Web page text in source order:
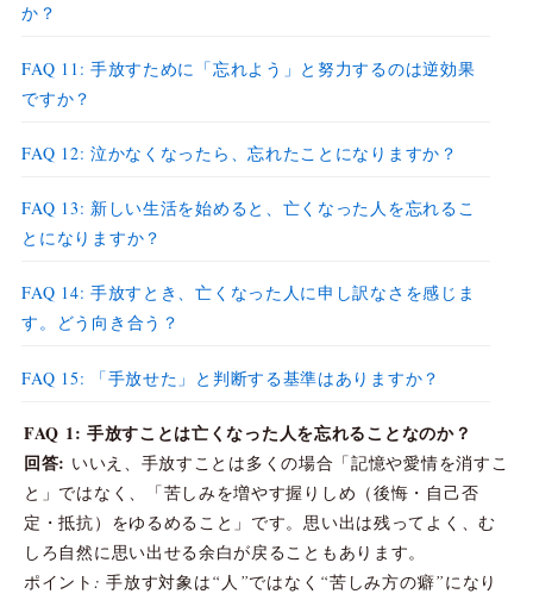
か？
FAQ 11: 手放すために「忘れよう」と努力するのは逆効果
ですか？
FAQ 12: 泣かなくなったら、忘れたことになりますか？
FAQ 13: 新しい生活を始めると、亡くなった人を忘れるこ
とになりますか？
FAQ 14: 手放すとき、亡くなった人に申し訳なさを感じま
す。どう向き合う？
FAQ 15: 「手放せた」と判断する基準はありますか？
FAQ 1: 手放すことは亡くなった人を忘れることなのか？
回答: いいえ、手放すことは多くの場合「記憶や愛情を消すこ
と」ではなく、「苦しみを増やす握りしめ（後悔・自己否
定・抵抗）をゆるめること」です。思い出は残ってよく、む
しろ自然に思い出せる余白が戻ることもあります。
ポイント: 手放す対象は“人”ではなく“苦しみ方の癖”になり